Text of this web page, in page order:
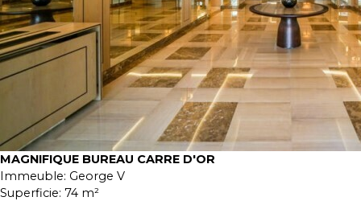
MAGNIFIQUE BUREAU CARRE D'OR
Immeuble: George V
Superficie: 74 m²